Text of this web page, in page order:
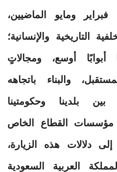
ومايو الماضيين،
التاريخية والإنسانية؛
أبوابًا أوسع، ومجالاتٍ
والبناء باتجاهه
بلدينا وحكومتينا
مؤسسات القطاع الخاص
دلالات هذه الزيارة،
العربية السعودية